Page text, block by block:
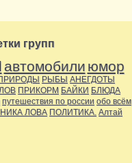
групп
автомобили юмор
РЫБЫ АНЕГДОТЫ
ПРИКОРМ БАЙКИ БЛЮДА
путешествия по россии обо всём
ЛОВА ПОЛИТИКА. Алтай